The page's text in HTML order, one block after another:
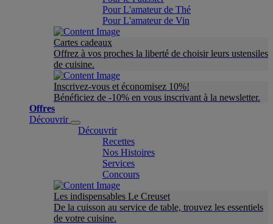
Pour L'amateur de Thé
Pour L'amateur de Vin
Cartes cadeaux
Offrez à vos proches la liberté de choisir leurs ustensiles
de cuisine.
Inscrivez-vous et économisez 10%!
Bénéficiez de -10% en vous inscrivant à la newsletter.
Offres
Découvrir
Découvrir
Recettes
Nos Histoires
Services
Concours
Les indispensables Le Creuset
De la cuisson au service de table, trouvez les essentiels
de votre cuisine.